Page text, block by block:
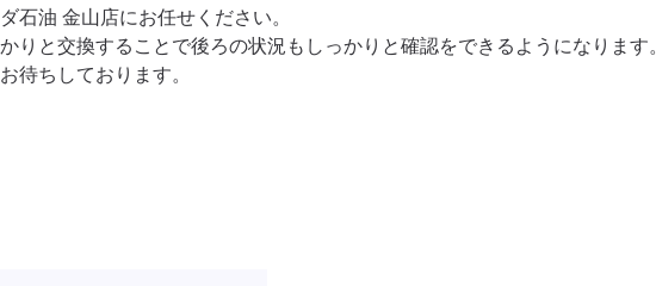
石油 金山店にお任せください。
りと交換することで後ろの状況もしっかりと確認をできるようになります。
待ちしております。